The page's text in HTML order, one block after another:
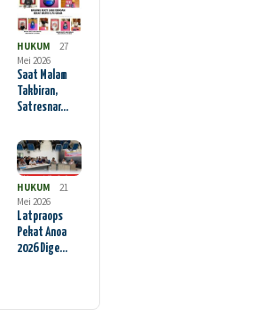
HUKUM
27
Mei 2026
Saat Malam
Takbiran,
Satresnar…
HUKUM
21
Mei 2026
Latpraops
Pekat Anoa
2026 Dige…